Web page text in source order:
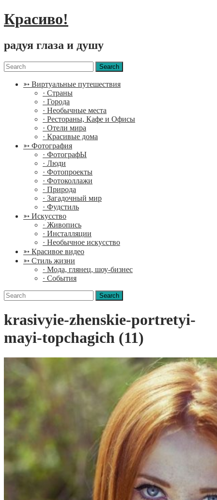
Красиво!
радуя глаза и душу
Menu
Search
for:
➳ Виртуальные путешествия
· Страны
· Города
· Необычные места
· Рестораны, Кафе и Офисы
· Отели мира
· Красивые дома
➳ Фотография
· ФотографЫ
· Люди
· Фотопроекты
· Фотоколлажи
· Природа
· Загадочный мир
· Фудстиль
➳ Искусство
· Живопись
· Инсталляции
· Необычное искусство
➳ Красивое видео
➳ Стиль жизни
· Мода, глянец, шоу-бизнес
· События
Search
for:
krasivyie-zhenskie-portretyi-
mayi-topchagich (11)